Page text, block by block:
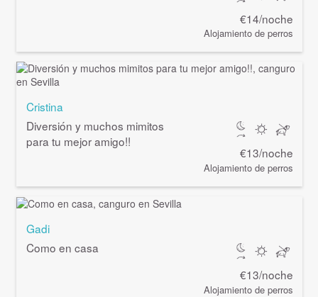
€14/noche
Alojamiento de perros
Cristina
Diversión y muchos mimitos
para tu mejor amigo!!
€13/noche
Alojamiento de perros
Gadi
Como en casa
€13/noche
Alojamiento de perros